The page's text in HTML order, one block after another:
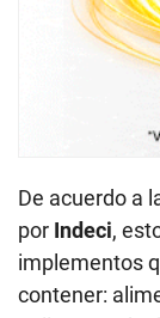
De acuerdo a
por Indeci,
implementos
contener: